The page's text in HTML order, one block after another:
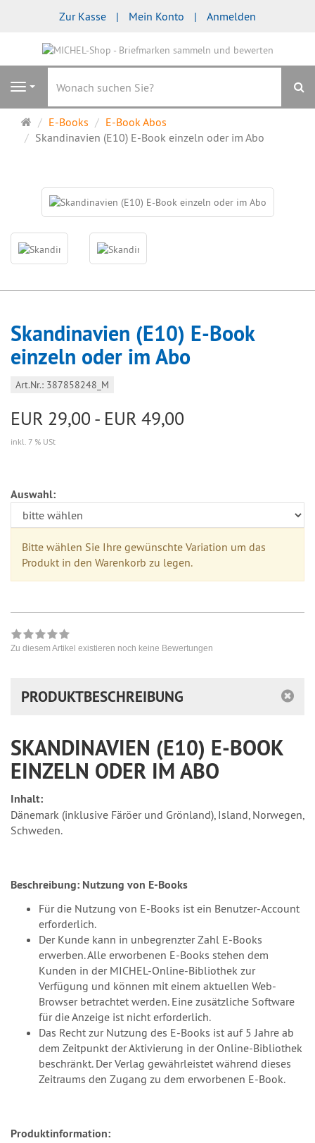
Zur Kasse Mein Konto Anmelden
Navigation
Startseite
E-Books
E-Book Abos
Skandinavien (E10) E-Book einzeln oder im Abo
Skandinavien (E10) E-Book
einzeln oder im Abo
Art.Nr.: 387858248_M
EUR 29,00 - EUR 49,00
inkl. 7 % USt
Auswahl:
Bitte wählen Sie Ihre gewünschte Variation um das
Produkt in den Warenkorb zu legen.
Zu diesem Artikel existieren noch keine Bewertungen
PRODUKTBESCHREIBUNG
SKANDINAVIEN (E10) E-BOOK
EINZELN ODER IM ABO
Inhalt:
Dänemark (inklusive Färöer und Grönland), Island, Norwegen,
Schweden.
Beschreibung: Nutzung von E-Books
Für die Nutzung von E-Books ist ein Benutzer-Account
erforderlich.
Der Kunde kann in unbegrenzter Zahl E-Books
erwerben. Alle erworbenen E-Books stehen dem
Kunden in der MICHEL-Online-Bibliothek zur
Verfügung und können mit einem aktuellen Web-
Browser betrachtet werden. Eine zusätzliche Software
für die Anzeige ist nicht erforderlich.
Das Recht zur Nutzung des E-Books ist auf 5 Jahre ab
dem Zeitpunkt der Aktivierung in der Online-Bibliothek
beschränkt. Der Verlag gewährleistet während dieses
Zeitraums den Zugang zu dem erworbenen E-Book.
Produktinformation: